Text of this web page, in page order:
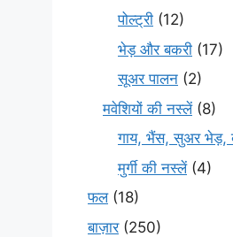
पोल्ट्री (12)
भेड़ और बकरी (17)
सूअर पालन (2)
मवेशियों की नस्लें(8)
गाय, भैंस, सुअर भेड़,
मुर्गी की नस्लें(4)
फल(18)
बाज़ार(250)